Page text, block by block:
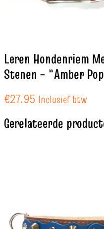
Leren Hondenriem
Stenen – “Amber
€27.95 Inclusief btw
Gerelateerde